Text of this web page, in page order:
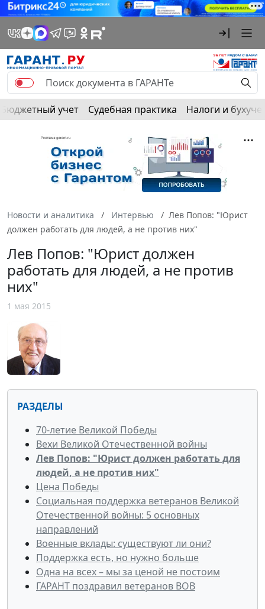
Бюджетный учет Судебная практика Налоги и
Новости и аналитика Интервью
Лев Попов: "Юрист
должен работать для людей, а не против них"
Лев Попов: "Юрист должен
работать для людей, а не против
них"
1 мая 2015
РАЗДЕЛЫ
70-летие Великой Победы
Вехи Великой Отечественной войны
Лев Попов: "Юрист должен работать для
людей, а не против них"
Цена Победы
Социальная поддержка ветеранов Великой
Отечественной войны: 5 основных
направлений
Военные вклады: существуют ли они?
Поддержка есть, но нужно больше
Одна на всех – мы за ценой не постоим
ГАРАНТ поздравил ветеранов ВОВ